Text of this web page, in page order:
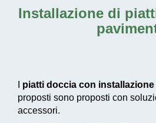
Installazione di
piatti doccia con
proposti sono proposti con
accessori.